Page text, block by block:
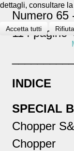
Numero 65
114 pagine
INDICE
SPECIAL
Chopper
Chopper
dettagli, consultare la
Accetta tutti